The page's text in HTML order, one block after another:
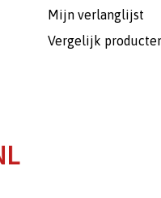
Mijn verlanglijst
Vergelijk